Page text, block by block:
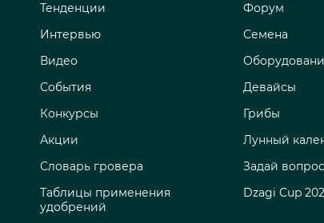
Тенденции
Интервью
Видео
События
Конкурсы
Акции
Словарь гровера
Таблицы применения
удобрений
Форум
Семена
Девайсы
Грибы
Лунный
Задай
Dzagi Cup